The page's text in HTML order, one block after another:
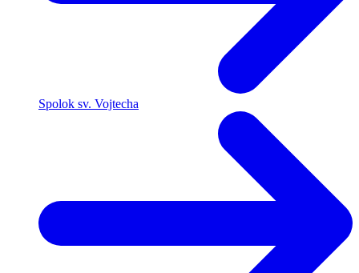
Spolok sv. Vojtecha